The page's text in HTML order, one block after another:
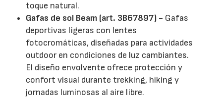
toque natural.
Gafas de sol Beam (art. 3B67897) - Gafas
deportivas ligeras con lentes
fotocromáticas, diseñadas para actividades
outdoor en condiciones de luz cambiantes.
El diseño envolvente ofrece protección y
confort visual durante trekking, hiking y
jornadas luminosas al aire libre.